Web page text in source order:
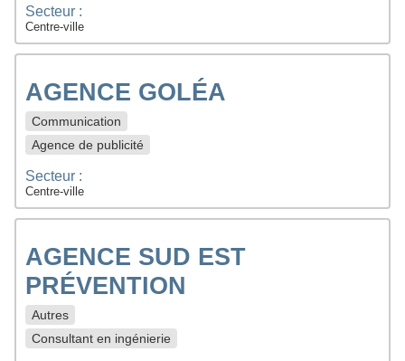
Secteur :
Centre-ville
AGENCE GOLÉA
Communication
Agence de publicité
Secteur :
Centre-ville
AGENCE SUD EST
PRÉVENTION
Autres
Consultant en ingénierie